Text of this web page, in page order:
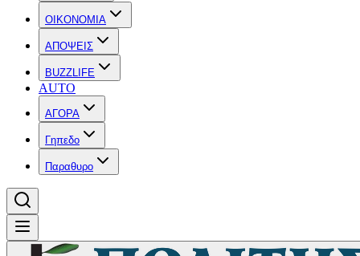
OIKONOMIA
ΑΠΟΨΕΙΣ
BUZZLIFE
AUTO
ΑΓΟΡΑ
Γηπεδο
Παραθυρο